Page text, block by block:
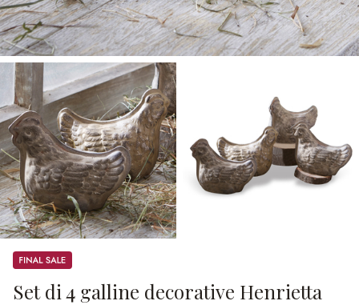
Sale
Set di 4 galline decorative Henrietta